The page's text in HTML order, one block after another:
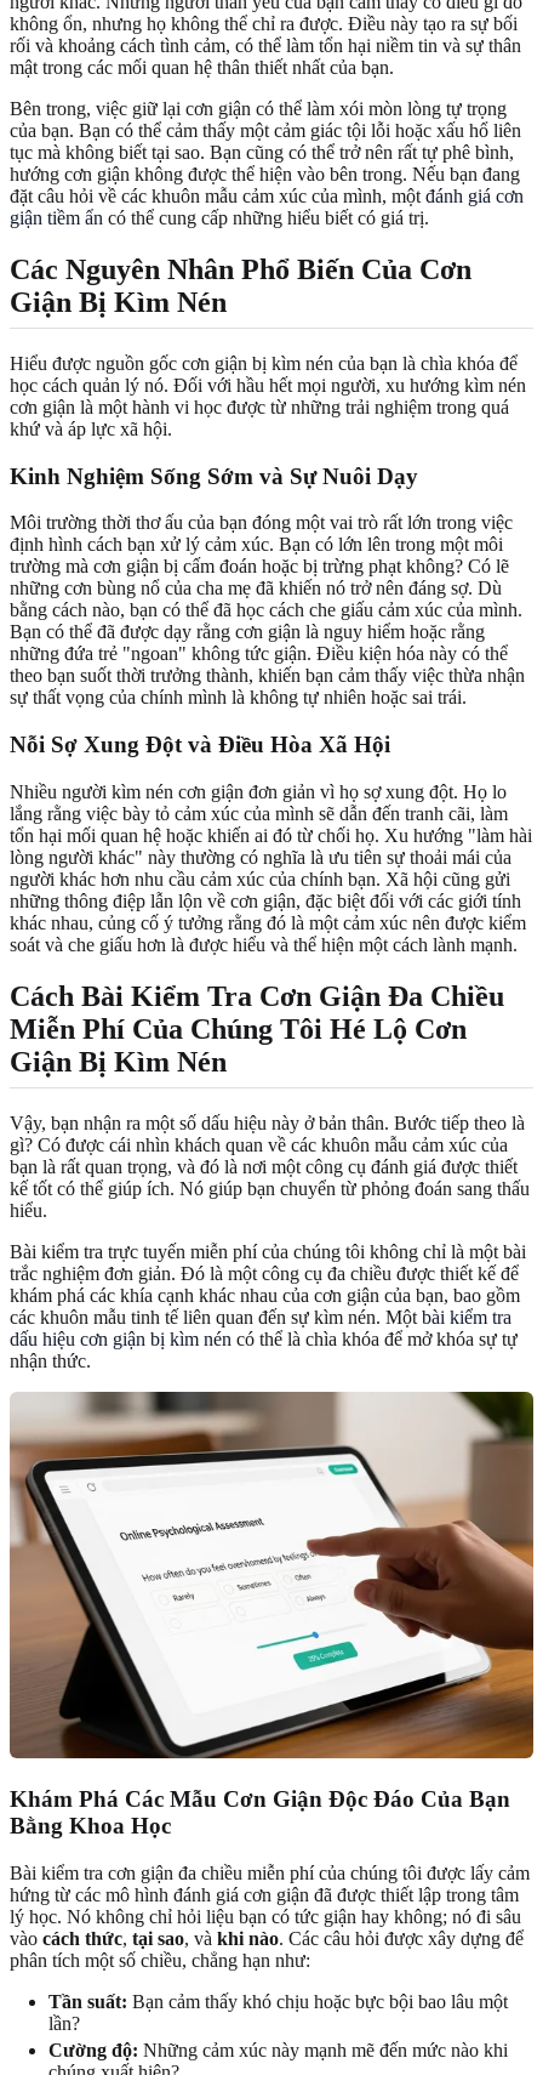
không ổn, nhưng họ không thể chỉ ra được. Điều này tạo ra sự bối
rối và khoảng cách tình cảm, có thể làm tổn hại niềm tin và sự thân
mật trong các mối quan hệ thân thiết nhất của bạn.
Bên trong, việc giữ lại cơn giận có thể làm xói mòn lòng tự trọng
của bạn. Bạn có thể cảm thấy một cảm giác tội lỗi hoặc xấu hổ liên
tục mà không biết tại sao. Bạn cũng có thể trở nên rất tự phê bình,
hướng cơn giận không được thể hiện vào bên trong. Nếu bạn đang
đặt câu hỏi về các khuôn mẫu cảm xúc của mình, một đánh giá cơn
giận tiềm ẩn có thể cung cấp những hiểu biết có giá trị.
Các Nguyên Nhân Phổ Biến Của Cơn
Giận Bị Kìm Nén
Hiểu được nguồn gốc cơn giận bị kìm nén của bạn là chìa khóa để
học cách quản lý nó. Đối với hầu hết mọi người, xu hướng kìm nén
cơn giận là một hành vi học được từ những trải nghiệm trong quá
khứ và áp lực xã hội.
Kinh Nghiệm Sống Sớm và Sự Nuôi Dạy
Môi trường thời thơ ấu của bạn đóng một vai trò rất lớn trong việc
định hình cách bạn xử lý cảm xúc. Bạn có lớn lên trong một môi
trường mà cơn giận bị cấm đoán hoặc bị trừng phạt không? Có lẽ
những cơn bùng nổ của cha mẹ đã khiến nó trở nên đáng sợ. Dù
bằng cách nào, bạn có thể đã học cách che giấu cảm xúc của mình.
Bạn có thể đã được dạy rằng cơn giận là nguy hiểm hoặc rằng
những đứa trẻ "ngoan" không tức giận. Điều kiện hóa này có thể
theo bạn suốt thời trưởng thành, khiến bạn cảm thấy việc thừa nhận
sự thất vọng của chính mình là không tự nhiên hoặc sai trái.
Nỗi Sợ Xung Đột và Điều Hòa Xã Hội
Nhiều người kìm nén cơn giận đơn giản vì họ sợ xung đột. Họ lo
lắng rằng việc bày tỏ cảm xúc của mình sẽ dẫn đến tranh cãi, làm
tổn hại mối quan hệ hoặc khiến ai đó từ chối họ. Xu hướng "làm hài
lòng người khác" này thường có nghĩa là ưu tiên sự thoải mái của
người khác hơn nhu cầu cảm xúc của chính bạn. Xã hội cũng gửi
những thông điệp lẫn lộn về cơn giận, đặc biệt đối với các giới tính
khác nhau, củng cố ý tưởng rằng đó là một cảm xúc nên được kiểm
soát và che giấu hơn là được hiểu và thể hiện một cách lành mạnh.
Cách Bài Kiểm Tra Cơn Giận Đa Chiều
Miễn Phí Của Chúng Tôi Hé Lộ Cơn
Giận Bị Kìm Nén
Vậy, bạn nhận ra một số dấu hiệu này ở bản thân. Bước tiếp theo là
gì? Có được cái nhìn khách quan về các khuôn mẫu cảm xúc của
bạn là rất quan trọng, và đó là nơi một công cụ đánh giá được thiết
kế tốt có thể giúp ích. Nó giúp bạn chuyển từ phỏng đoán sang thấu
hiểu.
Bài kiểm tra trực tuyến miễn phí của chúng tôi không chỉ là một bài
trắc nghiệm đơn giản. Đó là một công cụ đa chiều được thiết kế để
khám phá các khía cạnh khác nhau của cơn giận của bạn, bao gồm
các khuôn mẫu tinh tế liên quan đến sự kìm nén. Một bài kiểm tra
dấu hiệu cơn giận bị kìm nén có thể là chìa khóa để mở khóa sự tự
nhận thức.
Khám Phá Các Mẫu Cơn Giận Độc Đáo Của Bạn
Bằng Khoa Học
Bài kiểm tra cơn giận đa chiều miễn phí của chúng tôi được lấy cảm
hứng từ các mô hình đánh giá cơn giận đã được thiết lập trong tâm
lý học. Nó không chỉ hỏi liệu bạn có tức giận hay không; nó đi sâu
vào cách thức, tại sao, và khi nào. Các câu hỏi được xây dựng để
phân tích một số chiều, chẳng hạn như:
Tần suất: Bạn cảm thấy khó chịu hoặc bực bội bao lâu một
lần?
Cường độ: Những cảm xúc này mạnh mẽ đến mức nào khi